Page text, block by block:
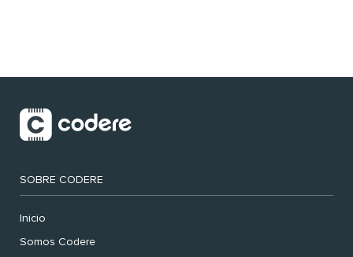
SOBRE CODERE
Inicio
Somos Codere